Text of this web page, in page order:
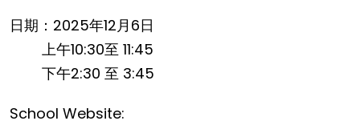
日期：2025年12月6日
上午10:30至 11:45
下午2:30 至 3:45
School Website: